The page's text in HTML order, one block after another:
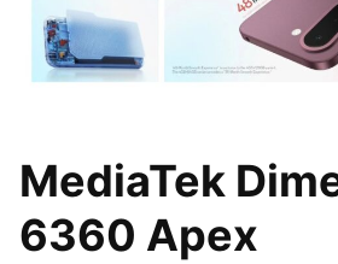
MediaTek
6360 Apex